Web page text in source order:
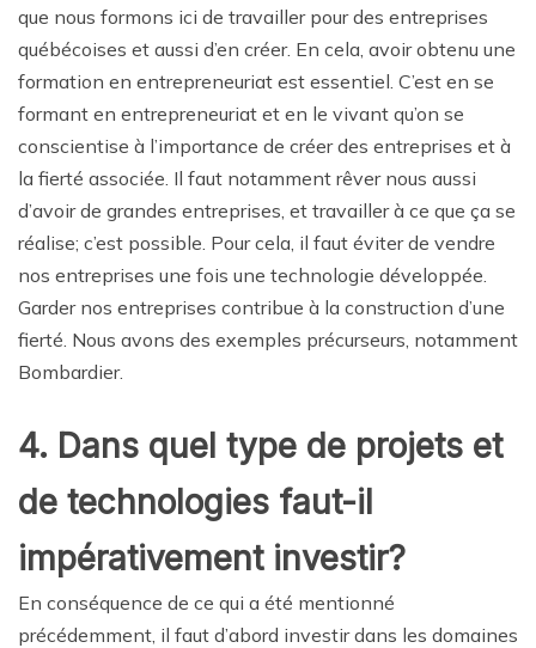
que nous formons ici de travailler pour des entreprises
québécoises et aussi d’en créer. En cela, avoir obtenu une
formation en entrepreneuriat est essentiel. C’est en se
formant en entrepreneuriat et en le vivant qu’on se
conscientise à l’importance de créer des entreprises et à
la fierté associée. Il faut notamment rêver nous aussi
d’avoir de grandes entreprises, et travailler à ce que ça se
réalise; c’est possible. Pour cela, il faut éviter de vendre
nos entreprises une fois une technologie développée.
Garder nos entreprises contribue à la construction d’une
fierté. Nous avons des exemples précurseurs, notamment
Bombardier.
4. Dans quel type de projets et
de technologies faut-il
impérativement investir?
En conséquence de ce qui a été mentionné
précédemment, il faut d’abord investir dans les domaines